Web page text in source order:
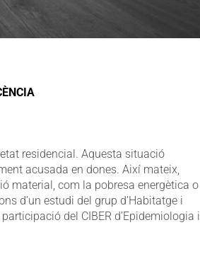
residencial. Aquesta situació
acusada en dones. Així mateix,
material, com la pobresa energètica o
d’un estudi del grup d’Habitatge i
del CIBER d’Epidemiologia i